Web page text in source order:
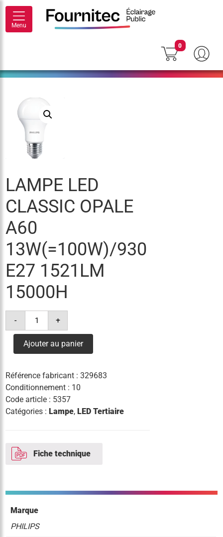
Menu
0
LAMPE LED
CLASSIC OPALE
A60
13W(=100W)/930
E27 1521LM
15000H
-
quantité
lampe
classic
opale
e27
1521lm
15000h
+
Ajouter au panier
Référence fabricant :329683
Conditionnement : 10
Code article : 5357
Catégories :Lampe,LED Tertiaire
Fiche technique
Marque
PHILIPS